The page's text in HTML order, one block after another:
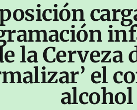
la Cerveza
el
alcohol